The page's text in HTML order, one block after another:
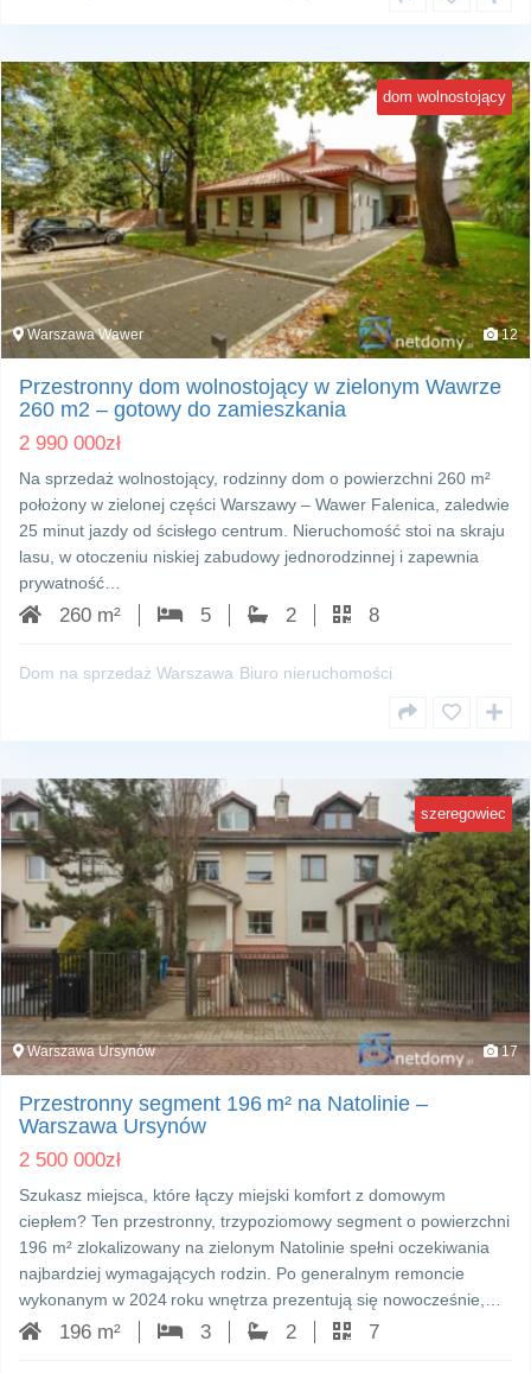
dom wolnostojący
Warszawa Wawer 12
Przestronny dom wolnostojący w zielonym Wawrze
260 m2 – gotowy do zamieszkania
2 990 000zł
Na sprzedaż wolnostojący, rodzinny dom o powierzchni 260 m²
położony w zielonej części Warszawy – Wawer Falenica, zaledwie
25 minut jazdy od ścisłego centrum. Nieruchomość stoi na skraju
lasu, w otoczeniu niskiej zabudowy jednorodzinnej i zapewnia
prywatność…
260 m² 5 2 8
Dom na sprzedaż Warszawa Biuro nieruchomości
szeregowiec
Warszawa Ursynów 17
Przestronny segment 196 m² na Natolinie –
Warszawa Ursynów
2 500 000zł
Szukasz miejsca, które łączy miejski komfort z domowym
ciepłem? Ten przestronny, trzypoziomowy segment o powierzchni
196 m² zlokalizowany na zielonym Natolinie spełni oczekiwania
najbardziej wymagających rodzin. Po generalnym remoncie
wykonanym w 2024 roku wnętrza prezentują się nowocześnie,…
196 m² 3 2 7